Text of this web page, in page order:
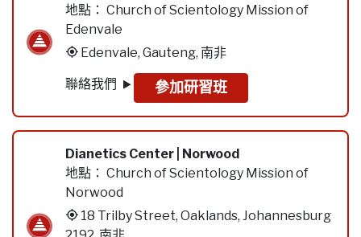
地點： Church of Scientology Mission of
Edenvale
Edenvale, Gauteng, 南非
聯絡我們 參加研習班
Dianetics Center | Norwood
地點： Church of Scientology Mission of
Norwood
18 Trilby Street, Oaklands, Johannesburg